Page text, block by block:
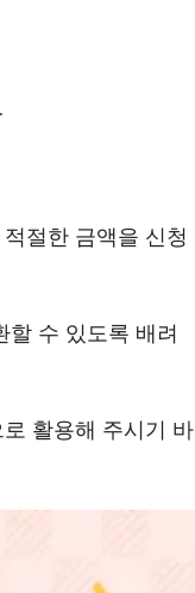
절한 금액을 신청
할 수 있도록 배려
활용해 주시기 바